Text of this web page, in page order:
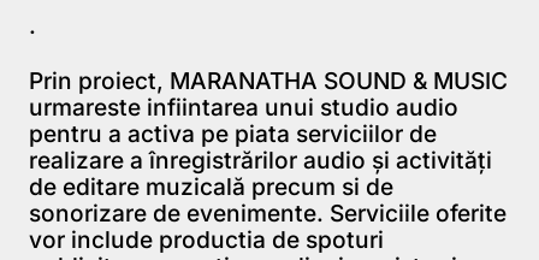
.
Prin proiect, MARANATHA SOUND & MUSIC
urmareste infiintarea unui studio audio
pentru a activa pe piata serviciilor de
realizare a înregistrărilor audio şi activităţi
de editare muzicală precum si de
sonorizare de evenimente. Serviciile oferite
vor include productia de spoturi